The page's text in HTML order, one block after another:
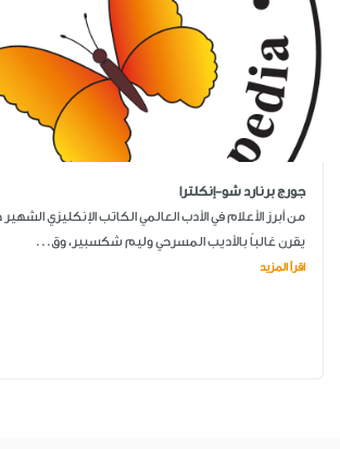
جورج برنارد شو-إنكلترا
من أبرز الأعلام في الأدب العالمي الكاتب الإنكليزي
يقرن غالباً بالأديب المسرحي وليم شكسبير، وق...
اقرأ المزيد